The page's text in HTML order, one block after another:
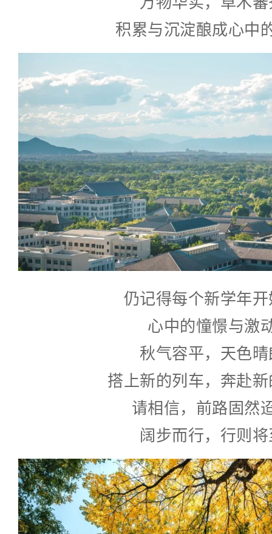
积累与沉淀酿成心中
仍记得每个新学年
心中的憧憬与激
秋气容平，天色晴
搭上新的列车，奔赴
请相信，前路固然
阔步而行，行则将